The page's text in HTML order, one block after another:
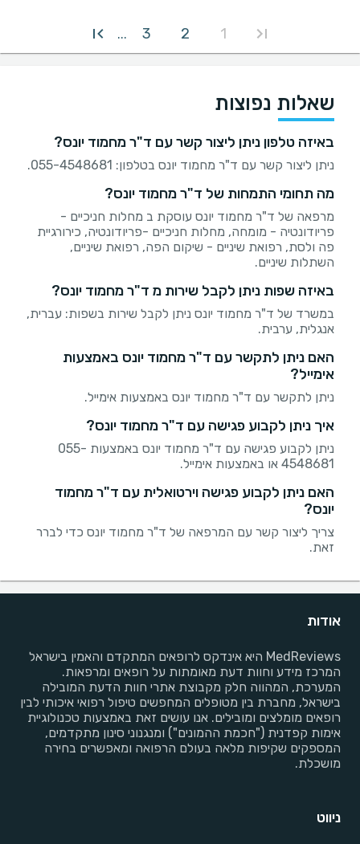
1
2
3
...
שאלות נפוצות
באיזה טלפון ניתן ליצור קשר עם ד"ר מחמוד יונס?
ניתן ליצור קשר עם ד"ר מחמוד יונס בטלפון: 055-4548681.
מה תחומי התמחות של ד"ר מחמוד יונס?
מרפאה של ד"ר מחמוד יונס עוסקת ב מחלות חניכיים -
פריודונטיה - מומחה, מחלות חניכיים -פריודונטיה, כירורגיית
פה ולסת, רפואת שיניים - שיקום הפה, רפואת שיניים,
השתלות שיניים.
באיזה שפות ניתן לקבל שירות מ ד"ר מחמוד יונס?
במשרד של ד"ר מחמוד יונס ניתן לקבל שירות בשפות: עברית,
אנגלית, ערבית.
האם ניתן לתקשר עם ד"ר מחמוד יונס באמצעות
אימייל?
ניתן לתקשר עם ד"ר מחמוד יונס באמצעות אימייל.
איך ניתן לקבוע פגישה עם ד"ר מחמוד יונס?
ניתן לקבוע פגישה עם ד"ר מחמוד יונס באמצעות 055-
4548681 או באמצעות אימייל.
האם ניתן לקבוע פגישה וירטואלית עם ד"ר מחמוד
יונס?
צריך ליצור קשר עם המרפאה של ד"ר מחמוד יונס כדי לברר
זאת.
אודות
MedReviews היא אינדקס לרופאים המתקדם והאמין בישראל
המרכז מידע וחוות דעת מאומתות על רופאים ומרפאות.
המערכת, המהווה חלק מקבוצת אתרי חוות הדעת המובילה
בישראל, מחברת בין מטופלים המחפשים טיפול רפואי איכותי לבין
רופאים מומלצים ומובילים. אנו עושים זאת באמצעות טכנולוגיית
אימות קפדנית ("חכמת ההמונים") ומנגנוני סינון מתקדמים,
המספקים שקיפות מלאה בעולם הרפואה ומאפשרים בחירה
מושכלת.
ניווט